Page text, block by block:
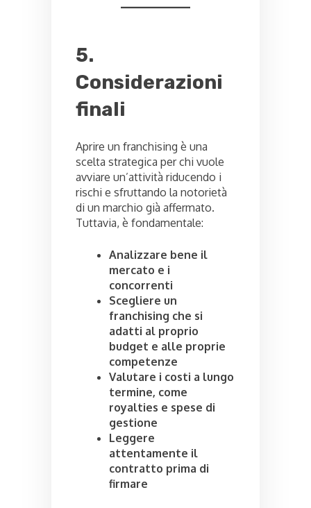
5.
Considerazioni
finali
Aprire un franchising è una
scelta strategica per chi vuole
avviare un’attività riducendo i
rischi e sfruttando la notorietà
di un marchio già affermato.
Tuttavia, è fondamentale:
Analizzare bene il
mercato e i
concorrenti
Scegliere un
franchising che si
adatti al proprio
budget e alle proprie
competenze
Valutare i costi a lungo
termine, come
royalties e spese di
gestione
Leggere
attentamente il
contratto prima di
firmare